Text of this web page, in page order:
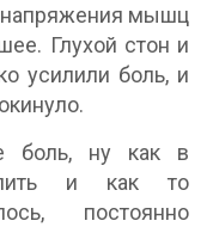
напряжения мышц
Глухой стон и
усилили боль, и
боль, ну как в
и как то
постоянно